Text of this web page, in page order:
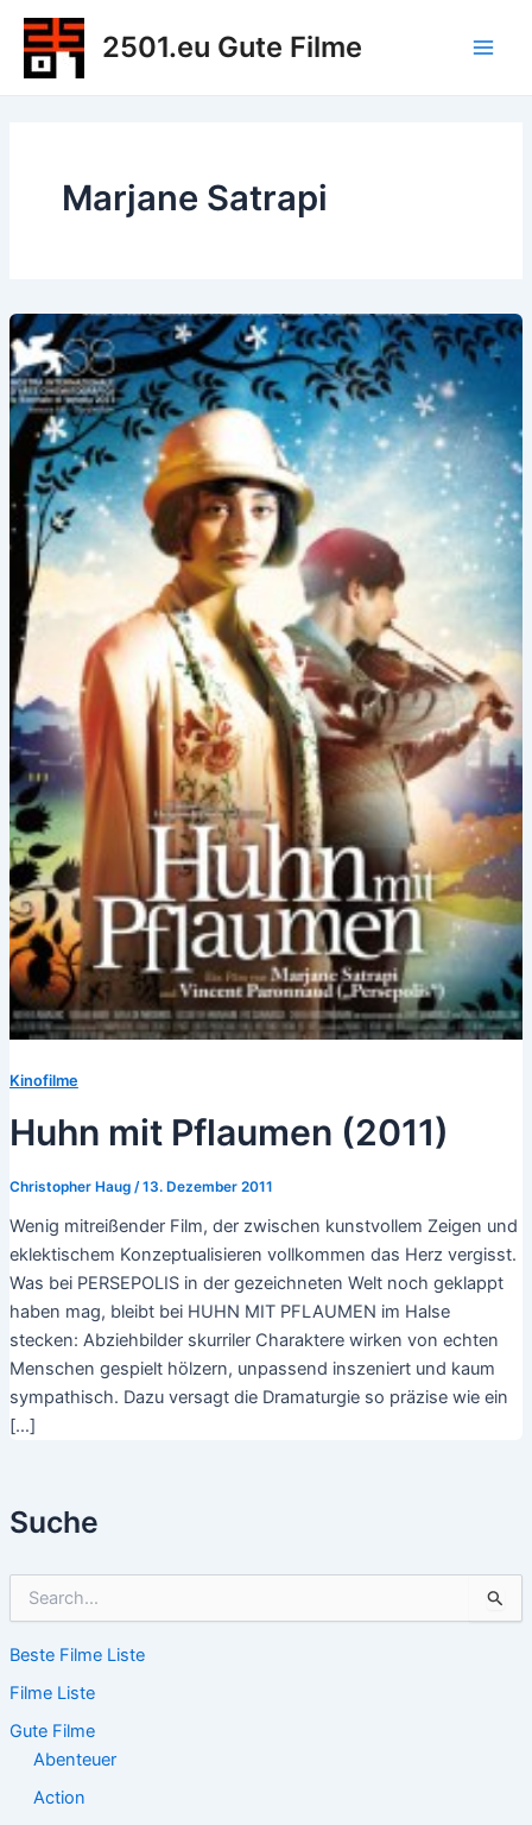
Zum
Inhalt
springen
2501.eu Gute Filme
Suche
h
n
n
Beste Filme Liste
Filme Liste
Gute Filme
Abenteuer
Action
Marjane Satrapi
Kinofilme
Huhn mit Pflaumen (2011)
Christopher Haug /13. Dezember 2011
Wenig mitreißender Film, der zwischen kunstvollem Zeigen und
eklektischem Konzeptualisieren vollkommen das Herz vergisst.
Was bei PERSEPOLIS in der gezeichneten Welt noch geklappt
haben mag, bleibt bei HUHN MIT PFLAUMEN im Halse
stecken: Abziehbilder skurriler Charaktere wirken von echten
Menschen gespielt hölzern, unpassend inszeniert und kaum
sympathisch. Dazu versagt die Dramaturgie so präzise wie ein
[…]